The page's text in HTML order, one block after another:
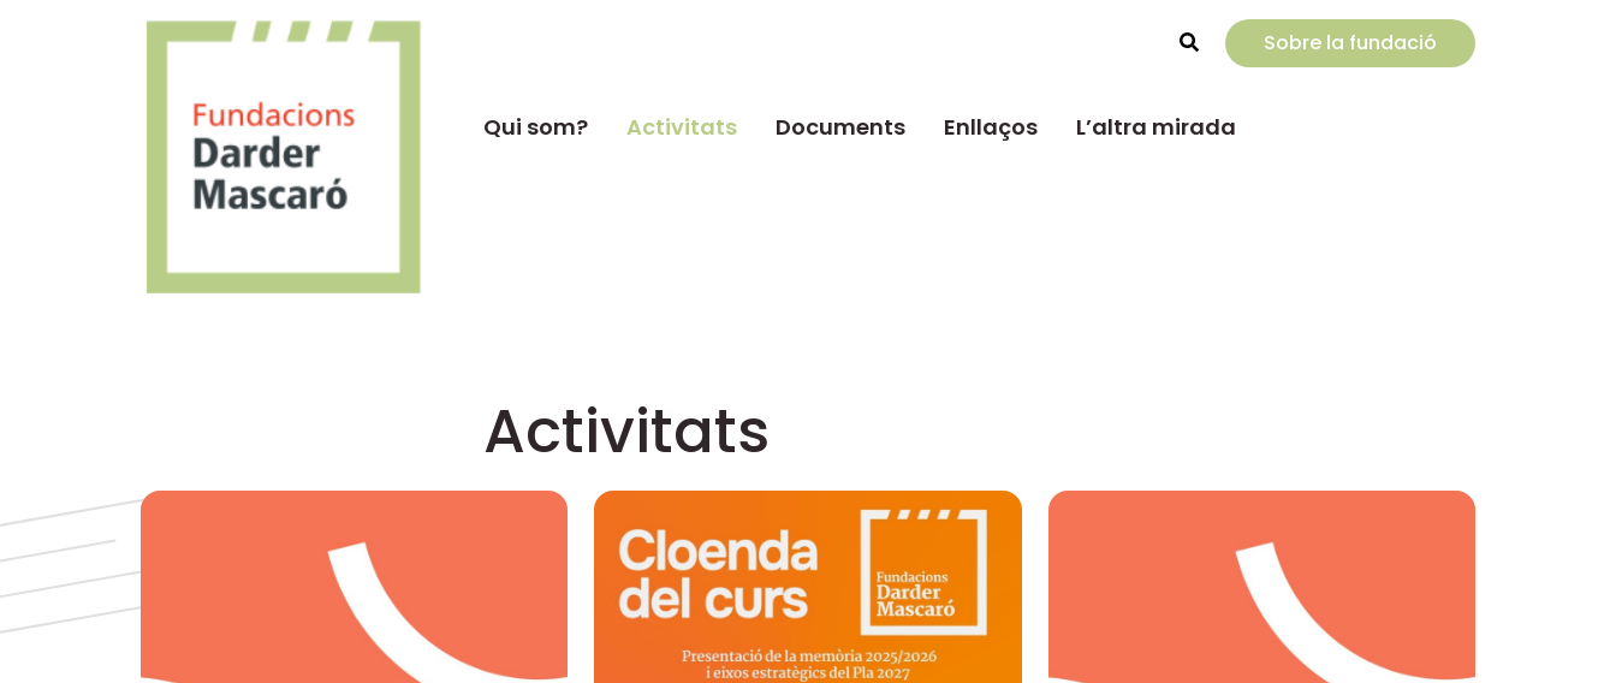
Rechercher
Sobre la fundació
Qui som? Activitats Documents Enllaços L’altra mirada
Activitats